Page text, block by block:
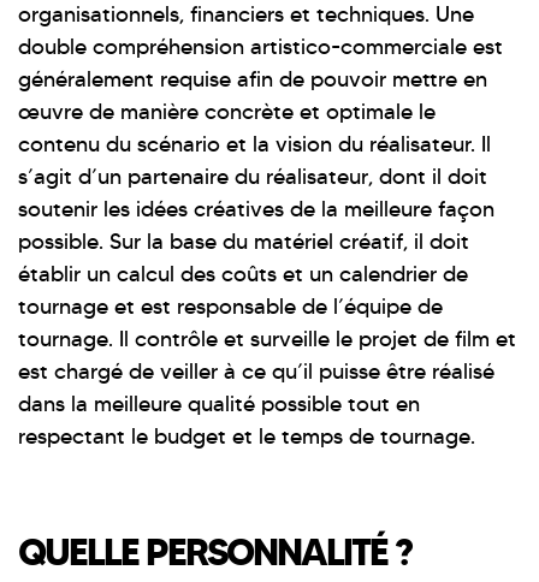
organisationnels, financiers et techniques. Une
double compréhension artistico-commerciale est
généralement requise afin de pouvoir mettre en
œuvre de manière concrète et optimale le
contenu du scénario et la vision du réalisateur. Il
s’agit d’un partenaire du réalisateur, dont il doit
soutenir les idées créatives de la meilleure façon
possible. Sur la base du matériel créatif, il doit
établir un calcul des coûts et un calendrier de
tournage et est responsable de l’équipe de
tournage. Il contrôle et surveille le projet de film et
est chargé de veiller à ce qu’il puisse être réalisé
dans la meilleure qualité possible tout en
respectant le budget et le temps de tournage.
QUELLE PERSONNALITÉ ?